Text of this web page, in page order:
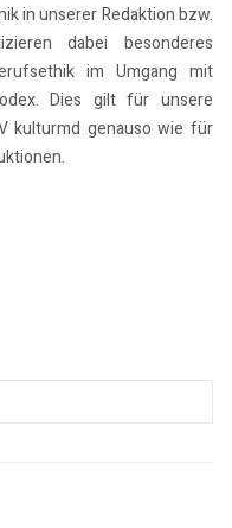
in unserer Redaktion bzw.
dabei besonderes
im Umgang mit
Dies gilt für unsere
kulturmd genauso wie für